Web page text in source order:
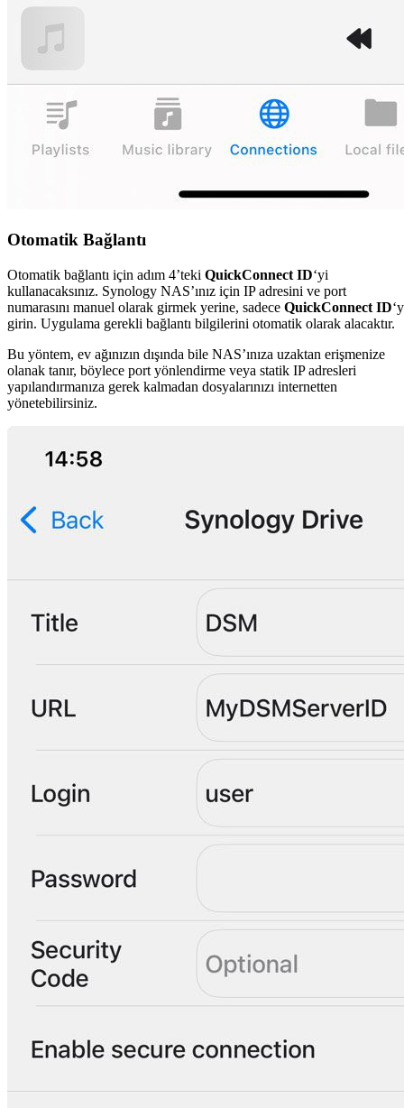
Otomatik Bağlantı
Otomatik bağlantı için adım 4’teki QuickConnect ID‘yi
kullanacaksınız. Synology NAS’ınız için IP adresini ve port
numarasını manuel olarak girmek yerine, sadece QuickConnect ID
girin. Uygulama gerekli bağlantı bilgilerini otomatik olarak alacaktır.
Bu yöntem, ev ağınızın dışında bile NAS’ınıza uzaktan erişmenize
olanak tanır, böylece port yönlendirme veya statik IP adresleri
yapılandırmanıza gerek kalmadan dosyalarınızı internetten
yönetebilirsiniz.